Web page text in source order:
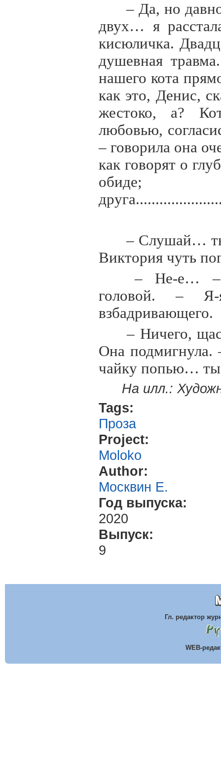
– Да, но
двух… я
кисюличка.
душевная
нашего кота
как это, Денис,
жестоко, а?
любовью,
– говорила она
как говорят о
– Слушай… ты
Виктория чуть
– Не-е… –
головой. –
взбадривающего.
– Ничего,
Она подмигнула.
чайку попью… ты
На илл.:
Tags:
Проза
Project:
Moloko
Author:
Москвин Е.
Год выпуска:
2020
Выпуск:
9
Гл. редактор
WEB-